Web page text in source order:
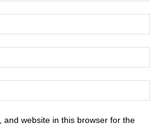
and website in this browser for the